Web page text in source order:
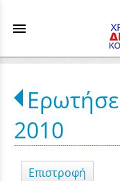
menu
2010
Επιστροφή